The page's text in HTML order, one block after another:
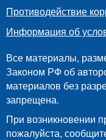
Противодействие
Информация об
Все материалы,
Законом РФ об
материалов без
запрещена.
При возникновении
пожалуйста,